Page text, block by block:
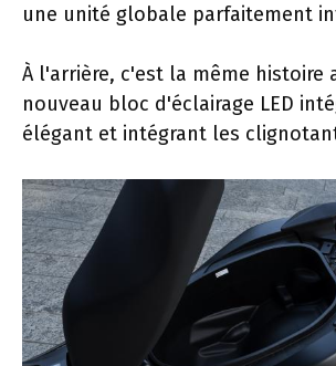
une unité globale parfaitement
À l'arrière, c'est la même histoire
nouveau bloc d'éclairage LED
élégant et intégrant les